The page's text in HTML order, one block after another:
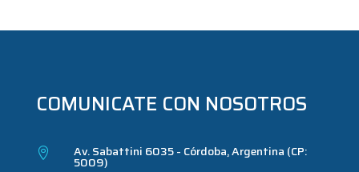
COMUNICATE CON NOSOTROS
 Av. Sabattini 6035 - Córdoba, Argentina (CP:
5009)